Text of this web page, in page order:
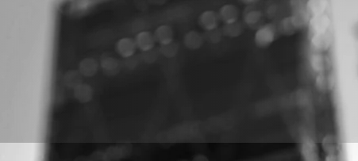
ЧЕРЕЗ
27001, ISO 13485,
ISO 9001 И ДР.